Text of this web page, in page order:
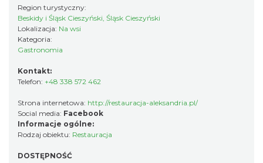
Region turystyczny:
Beskidy i Śląsk Cieszyński, Śląsk Cieszyński
Lokalizacja: Na wsi
Kategoria:
Gastronomia
Kontakt:
Telefon: +48 338 572 462
Strona internetowa: http://restauracja-aleksandria.pl/
Social media: Facebook
Informacje ogólne:
Rodzaj obiektu: Restauracja
DOSTĘPNOŚĆ